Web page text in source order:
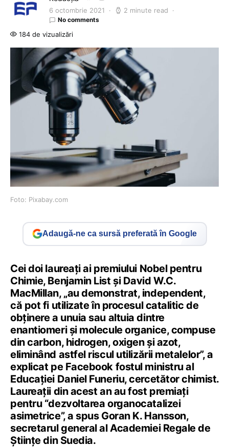
6 octombrie 2021 2 minute read
No comments
184 de vizualizări
Foto: Pixabay.com
Adaugă-ne ca sursă preferată în Google
Cei doi laureați ai premiului Nobel pentru
Chimie, Benjamin List şi David W.C.
MacMillan, „au demonstrat, independent,
că pot fi utilizate în procesul catalitic de
obținere a unuia sau altuia dintre
enantiomeri și molecule organice, compuse
din carbon, hidrogen, oxigen și azot,
eliminând astfel riscul utilizării metalelor”, a
explicat pe Facebook fostul ministru al
Educației Daniel Funeriu, cercetător chimist.
Laureaţii din acest an au fost premiaţi
pentru “dezvoltarea organocatalizei
asimetrice”, a spus Goran K. Hansson,
secretarul general al Academiei Regale de
Ştiinţe din Suedia.